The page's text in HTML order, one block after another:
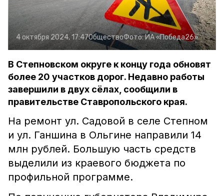
4 октября 2024, 17:47ОбществоФото:ИА «Победа26»
В Степновском округе к концу года обновят
более 20 участков дорог. Недавно работы
завершили в двух сёлах, сообщили в
правительстве Ставропольского края.
На ремонт ул. Садовой в селе Степном
и ул. Ганшина в Ольгине направили 14
млн рублей. Большую часть средств
выделили из краевого бюджета по
профильной программе.